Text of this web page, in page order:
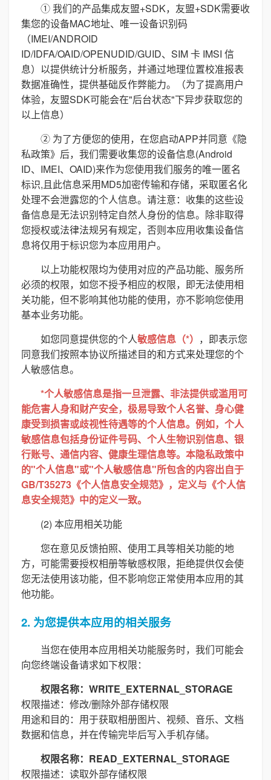
① 我们的产品集成友盟+SDK，友盟+SDK需要收
集您的设备MAC地址、唯一设备识别码
（IMEI/ANDROID
ID/IDFA/OAID/OPENUDID/GUID、SIM 卡 IMSI 信
息）以提供统计分析服务，并通过地理位置校准报表
数据准确性，提供基础反作弊能力。（为了提高用户
体验，友盟SDK可能会在"后台状态"下异步获取您的
以上信息）
② 为了方便您的使用，在您启动APP并同意《隐
私政策》后，我们需要收集您的设备信息(Android
ID、IMEI、OAID)来作为您使用我们服务的唯一匿名
标识,且此信息采用MD5加密传输和存储，采取匿名化
处理不会泄露您的个人信息。请注意：收集的这些设
备信息是无法识别特定自然人身份的信息。除非取得
您授权或法律法规另有规定，否则本应用收集设备信
息将仅用于标识您为本应用用户。
以上功能权限均为使用对应的产品功能、服务所
必须的权限，如您不授予相应的权限，即无法使用相
关功能，但不影响其他功能的使用，亦不影响您使用
基本业务功能。
如您同意提供您的个人敏感信息（*） ，即表示您
同意我们按照本协议所描述目的和方式来处理您的个
人敏感信息。
*个人敏感信息是指一旦泄露、非法提供或滥用可
能危害人身和财产安全，极易导致个人名誉、身心健
康受到损害或歧视性待遇等的个人信息。例如，个人
敏感信息包括身份证件号码、个人生物识别信息、银
行账号、通信内容、健康生理信息等。本隐私政策中
的"个人信息"或"个人敏感信息"所包含的内容出自于
GB/T35273《个人信息安全规范》，定义与《个人信
息安全规范》中的定义一致。
(2) 本应用相关功能
您在意见反馈拍照、使用工具等相关功能的地
方，可能需要授权相册等敏感权限，拒绝提供仅会使
您无法使用该功能，但不影响您正常使用本应用的其
他功能。
2. 为您提供本应用的相关服务
当您在使用本应用相关功能服务时，我们可能会
向您终端设备请求如下权限：
权限名称：WRITE_EXTERNAL_STORAGE
权限描述：修改/删除外部存储权限
用途和目的：用于获取相册图片、视频、音乐、文档
数据和信息，并在传输完毕后写入手机存储。
权限名称：READ_EXTERNAL_STORAGE
权限描述：读取外部存储权限